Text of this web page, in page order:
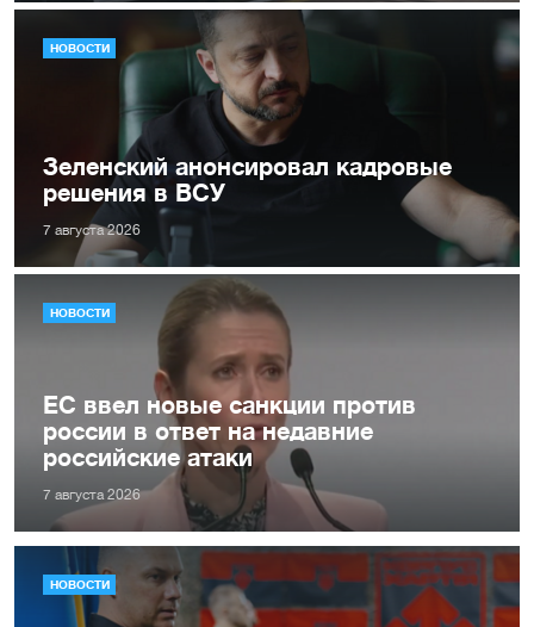
НОВОСТИ
Зеленский анонсировал кадровые
решения в ВСУ
7 августа 2026
НОВОСТИ
ЕС ввел новые санкции против
россии в ответ на недавние
российские атаки
7 августа 2026
НОВОСТИ